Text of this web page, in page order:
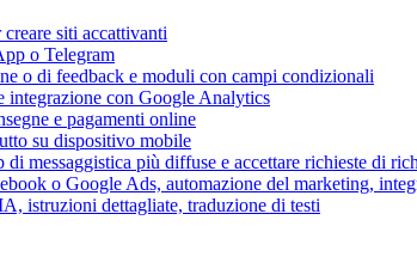
siti accattivanti
o Telegram
o di feedback e moduli con campi condizionali
integrazione con Google Analytics
e pagamenti online
su dispositivo mobile
messaggistica più diffuse e accettare richieste di
o Google Ads, automazione del marketing,
istruzioni dettagliate, traduzione di testi